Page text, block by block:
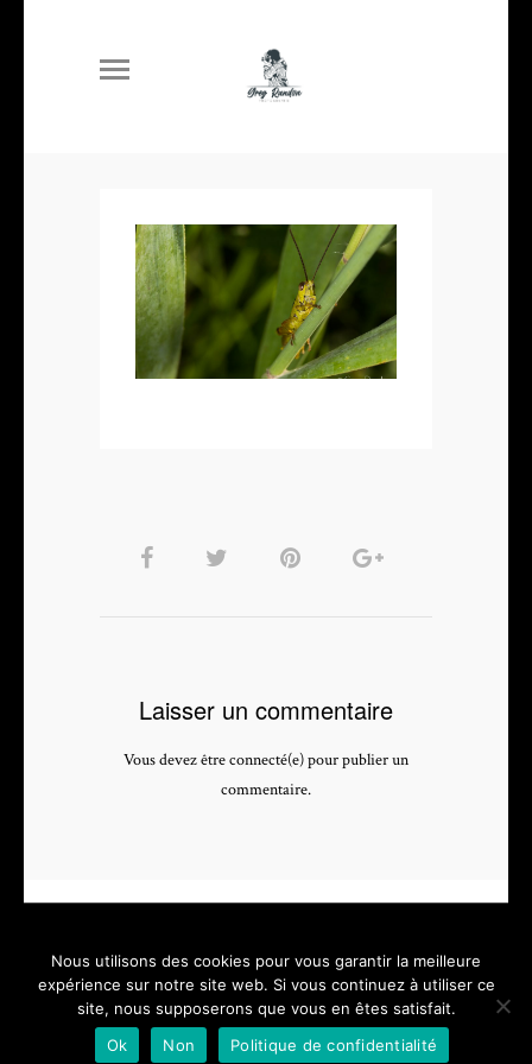
Laisser un commentaire
Vous devez être connecté(e) pour publier un
commentaire.
PHOTOGRAPHE & VIDEASTE PROFESSIONNEL - depuis 2005 -
Nous utilisons des cookies pour vous garantir la meilleure
expérience sur notre site web. Si vous continuez à utiliser ce
site, nous supposerons que vous en êtes satisfait.
Ok
Non Politique de confidentialité